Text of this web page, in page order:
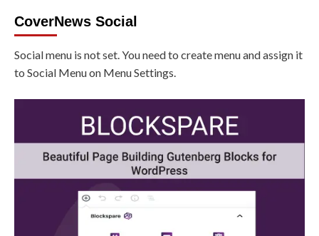
CoverNews Social
Social menu is not set. You need to create menu and assign it
to Social Menu on Menu Settings.